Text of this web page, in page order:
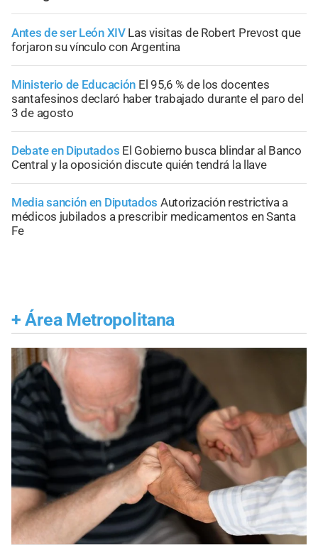
Antes de ser León XIV Las visitas de Robert Prevost que
forjaron su vínculo con Argentina
Ministerio de Educación El 95,6 % de los docentes
santafesinos declaró haber trabajado durante el paro del
3 de agosto
Debate en Diputados El Gobierno busca blindar al Banco
Central y la oposición discute quién tendrá la llave
Media sanción en Diputados Autorización restrictiva a
médicos jubilados a prescribir medicamentos en Santa
Fe
+ Área Metropolitana